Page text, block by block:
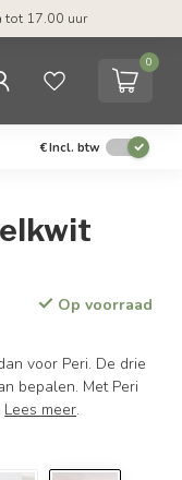
tot 17.00 uur
0
€Incl. btw
Op voorraad
voor Peri. De drie
bepalen. Met Peri
Lees meer.